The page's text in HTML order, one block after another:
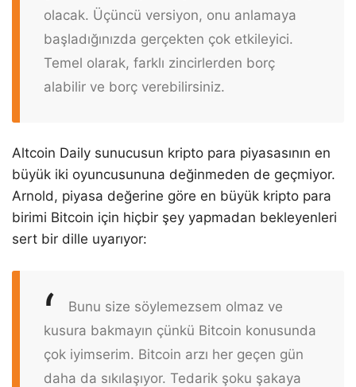
olacak. Üçüncü versiyon, onu anlamaya
başladığınızda gerçekten çok etkileyici.
Temel olarak, farklı zincirlerden borç
alabilir ve borç verebilirsiniz.
Altcoin Daily sunucusun kripto para piyasasının en
büyük iki oyuncusununa değinmeden de geçmiyor.
Arnold, piyasa değerine göre en büyük kripto para
birimi Bitcoin için hiçbir şey yapmadan bekleyenleri
sert bir dille uyarıyor:
Bunu size söylemezsem olmaz ve
kusura bakmayın çünkü Bitcoin konusunda
çok iyimserim. Bitcoin arzı her geçen gün
daha da sıkılaşıyor. Tedarik şoku şakaya